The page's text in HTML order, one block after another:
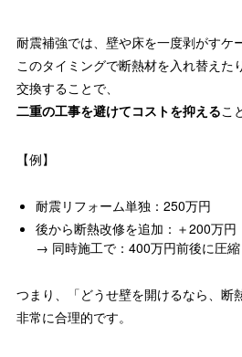
耐震補強では、壁や床を一度剥がすケ
このタイミングで断熱材を入れ替えた
交換することで、
二重の工事を避けてコストを抑えるこ
【例】
耐震リフォーム単独：250万円
後から断熱改修を追加：＋200万円
→ 同時施工で：400万円前後に圧縮
つまり、「どうせ壁を開けるなら、断
非常に合理的です。